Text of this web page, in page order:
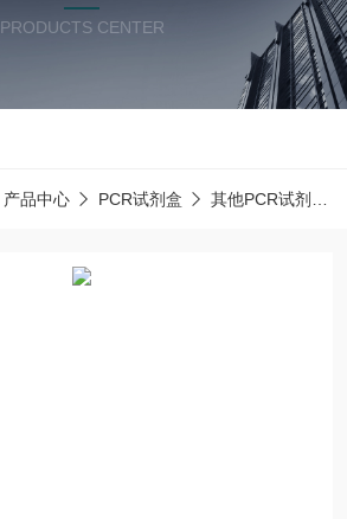
PRODUCTS CENTER
产品中心 PCR试剂盒 其他PCR试剂盒